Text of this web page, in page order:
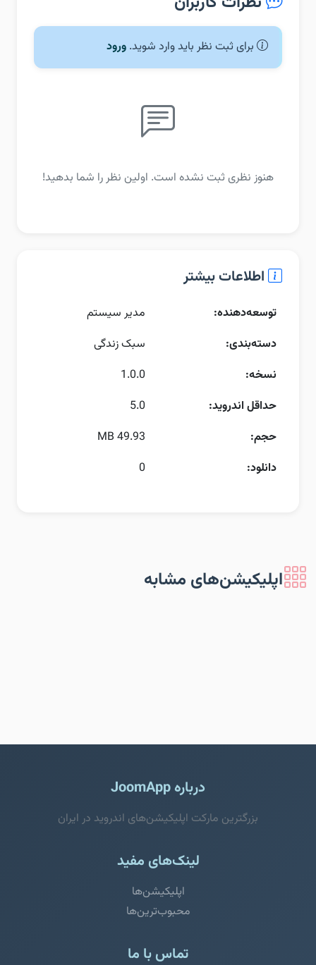
برای ثبت نظر باید وارد شوید. ورود
هنوز نظری ثبت نشده است. اولین نظر را شما بدهید!
اطلاعات بیشتر
توسعه‌دهنده:
مدیر سیستم
دسته‌بندی:
سبک زندگی
نسخه:
1.0.0
حداقل اندروید:
5.0
حجم:
49.93 MB
دانلود:
0
اپلیکیشن‌های مشابه
درباره JoomApp
بزرگترین مارکت اپلیکیشن‌های اندروید در ایران
لینک‌های مفید
اپلیکیشن‌ها
محبوب‌ترین‌ها
تماس با ما